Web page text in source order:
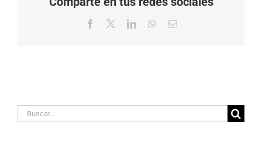
Facebook LinkedInWhatsApp
Correo
Buscar: